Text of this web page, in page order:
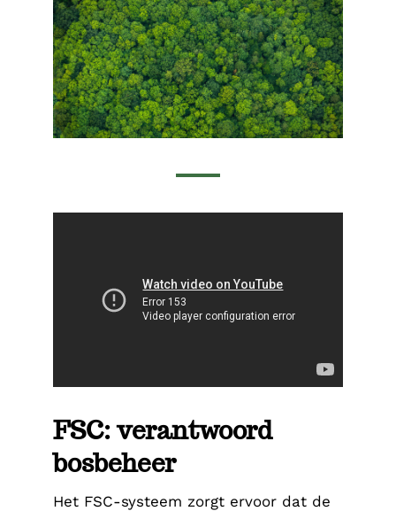
FSC: verantwoord
bosbeheer
Het FSC-systeem zorgt ervoor dat de